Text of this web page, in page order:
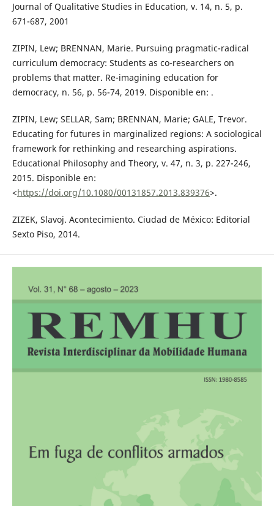
Journal of Qualitative Studies in Education, v. 14, n. 5, p.
671-687, 2001
ZIPIN, Lew; BRENNAN, Marie. Pursuing pragmatic-radical
curriculum democracy: Students as co-researchers on
problems that matter. Re-imagining education for
democracy, n. 56, p. 56-74, 2019. Disponible en: .
ZIPIN, Lew; SELLAR, Sam; BRENNAN, Marie; GALE, Trevor.
Educating for futures in marginalized regions: A sociological
framework for rethinking and researching aspirations.
Educational Philosophy and Theory, v. 47, n. 3, p. 227-246,
2015. Disponible en:
<https://doi.org/10.1080/00131857.2013.839376>.
ZIZEK, Slavoj. Acontecimiento. Ciudad de México: Editorial
Sexto Piso, 2014.